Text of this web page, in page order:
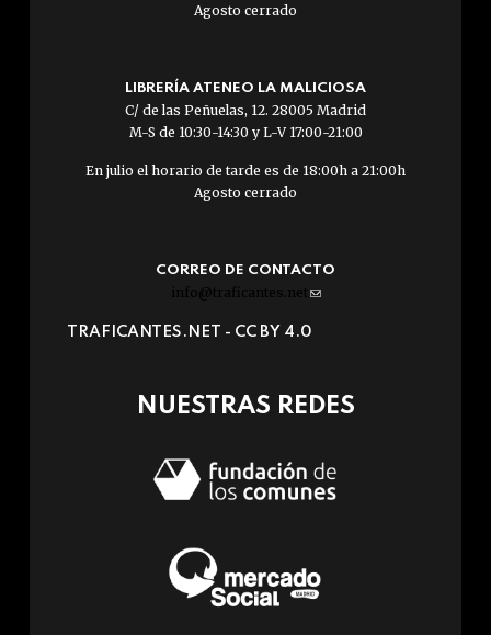
Agosto cerrado
LIBRERÍA ATENEO LA MALICIOSA
C/ de las Peñuelas, 12. 28005 Madrid
M-S de 10:30-14:30 y L-V 17:00-21:00
En julio el horario de tarde es de 18:00h a 21:00h
Agosto cerrado
CORREO DE CONTACTO
info@traficantes.net (link
e-
TRAFICANTES.NET - CC BY 4.0
NUESTRAS REDES